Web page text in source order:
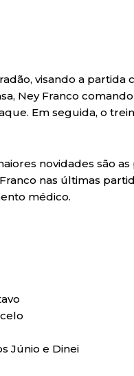
visando a partida
Ney Franco
Em seguida, o
novidades são
nas últimas
médico.
Júnio e Dinei